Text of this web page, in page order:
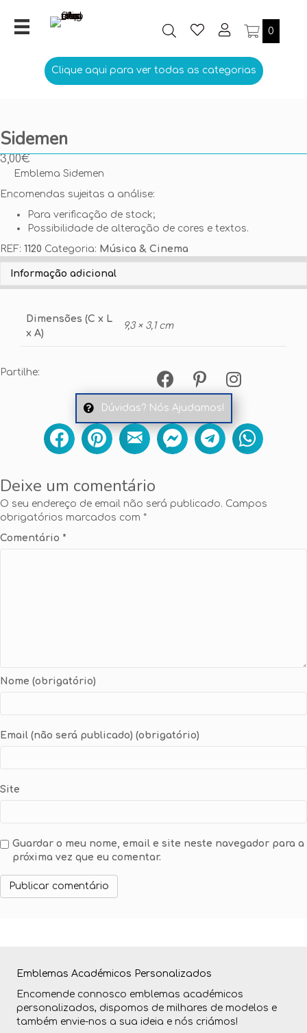
0
Clique aqui para ver todas as categorias
Sidemen
3,00€
Emblema Sidemen
Encomendas sujeitas a análise:
Para verificação de stock;
Possibilidade de alteração de cores e textos.
REF: 1120 Categoria: Música & Cinema
Personalize aqui o seu Emblema
Informação adicional
Dimensões (C x L
x A)
9,3 × 3,1 cm
Partilhe:
Dúvidas? Nós Ajudamos!
Deixe um comentário
O seu endereço de email não será publicado. Campos
obrigatórios marcados com *
Comentário *
Nome (obrigatório)
Email (não será publicado) (obrigatório)
Site
Guardar o meu nome, email e site neste navegador para a
próxima vez que eu comentar.
Emblemas Académicos Personalizados
Encomende connosco emblemas académicos
personalizados, dispomos de milhares de modelos e
também envie-nos a sua ideia e nós criámos!